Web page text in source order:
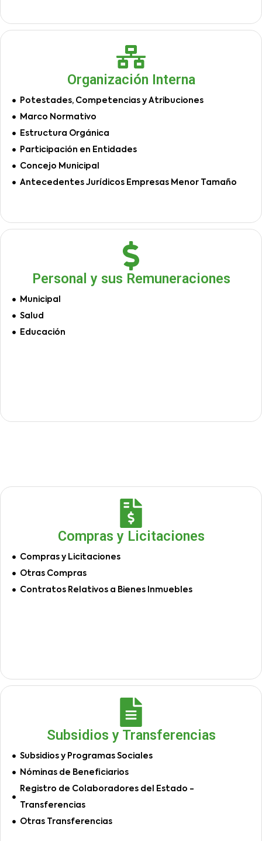
Organización Interna
Potestades, Competencias y Atribuciones
Marco Normativo
Estructura Orgánica
Participación en Entidades
Concejo Municipal
Antecedentes Jurídicos Empresas Menor Tamaño
Personal y sus Remuneraciones
Municipal
Salud
Educación
Compras y Licitaciones
Compras y Licitaciones
Otras Compras
Contratos Relativos a Bienes Inmuebles
Subsidios y Transferencias
Subsidios y Programas Sociales
Nóminas de Beneficiarios
Registro de Colaboradores del Estado -
Transferencias
Otras Transferencias